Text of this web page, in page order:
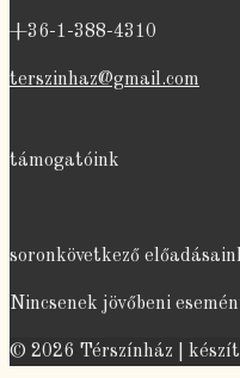
+36-1-388-4310
terszinhaz@gmail.com
támogatóink
soronkövetkező
Nincsenek jövőbeni
© 2026 Térszínház |